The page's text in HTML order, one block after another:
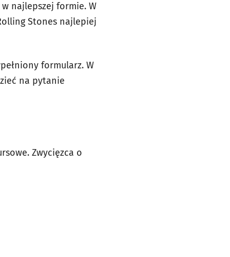
najlepszej formie. W
Stones najlepiej
formularz. W
na pytanie
Zwycięzca o